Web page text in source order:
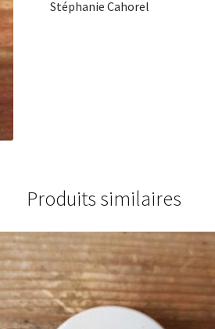
Stéphanie Cahorel
Produits similaires